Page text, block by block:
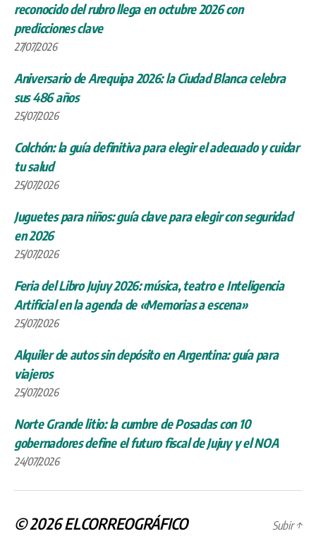
reconocido del rubro llega en octubre 2026 con
predicciones clave
27/07/2026
Aniversario de Arequipa 2026: la Ciudad Blanca celebra
sus 486 años
25/07/2026
Colchón: la guía definitiva para elegir el adecuado y cuidar
tu salud
25/07/2026
Juguetes para niños: guía clave para elegir con seguridad
en 2026
25/07/2026
Feria del Libro Jujuy 2026: música, teatro e Inteligencia
Artificial en la agenda de «Memorias a escena»
25/07/2026
Alquiler de autos sin depósito en Argentina: guía para
viajeros
25/07/2026
Norte Grande litio: la cumbre de Posadas con 10
gobernadores define el futuro fiscal de Jujuy y el NOA
24/07/2026
© 2026ELCORREOGRÁFICO Subir↑